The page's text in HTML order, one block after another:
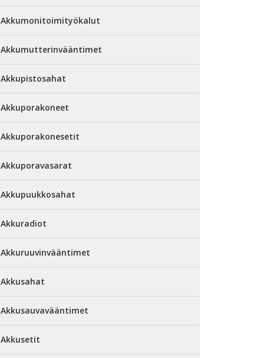
Akkumonitoimityökalut
Akkumutterinvääntimet
Akkupistosahat
Akkuporakoneet
Akkuporakonesetit
Akkuporavasarat
Akkupuukkosahat
Akkuradiot
Akkuruuvinvääntimet
Akkusahat
Akkusauvavääntimet
Akkusetit